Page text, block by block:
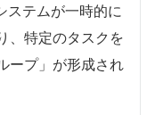
ステムが一時的に
、特定のタスクを
ープ」が形成され